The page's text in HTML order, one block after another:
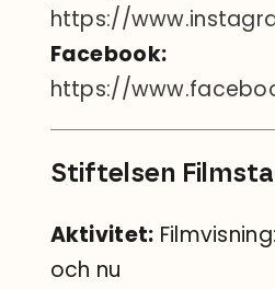
https://
Facebook:
https://
Stiftelsen
Aktivitet:
och nu